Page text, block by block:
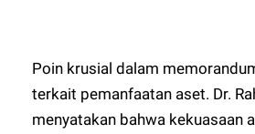
Poin krusial dalam
terkait pemanfaatan aset. Dr.
menyatakan bahwa kekuasaan